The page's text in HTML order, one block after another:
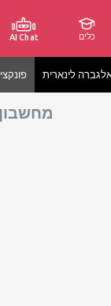
AI Chat כלים
לינארית